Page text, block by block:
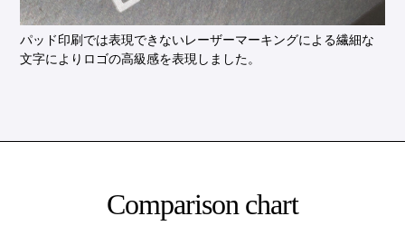
パッド印刷では表現できないレーザーマーキングによる繊細な
文字によりロゴの高級感を表現しました。
Comparison chart